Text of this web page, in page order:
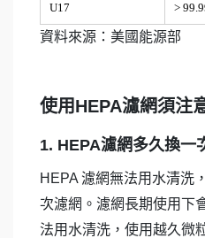
U17 >
資料來源：美國能源部
使用HEPA濾網須注
1. HEPA濾網多久換一
HEPA 濾網無法用水清洗
次濾網。濾網長期使用下
法用水清洗，使用越久微